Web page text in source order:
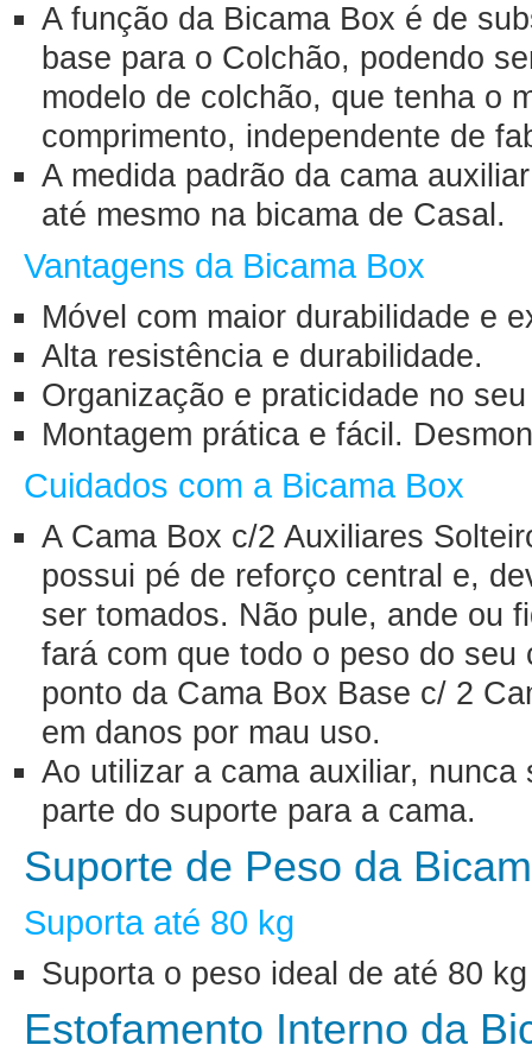
A função da Bicama Box é de
base para o Colchão, podendo
modelo de colchão, que tenha o
comprimento, independente de
A medida padrão da cama
até mesmo na bicama de Casal.
Vantagens da Bicama Box
Móvel com maior durabilidade e
Alta resistência e durabilidade.
Organização e praticidade no
Montagem prática e fácil.
Cuidados com a Bicama Box
A Cama Box c/2 Auxiliares
possui pé de reforço central e,
ser tomados. Não pule, ande ou
fará com que todo o peso do
ponto da Cama Box Base c/ 2
em danos por mau uso.
Ao utilizar a cama auxiliar,
parte do suporte para a cama.
Suporte de Peso da
Suporta até 80 kg
Suporta o peso ideal de até 80
Estofamento Interno da